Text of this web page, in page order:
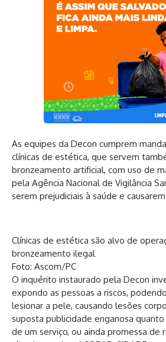
As equipes da Decon cumprem
clínicas de estética, que servem
bronzeamento artificial, com uso de
pela Agência Nacional de Vigilância
serem prejudiciais à saúde e
Clínicas de estética são alvo de
bronzeamento ilegal
Foto: Ascom/PC
O inquérito instaurado pela Decon
expondo as pessoas a riscos,
lesionar a pele, causando lesões
suposta publicidade enganosa
de um serviço, ou ainda promessa de